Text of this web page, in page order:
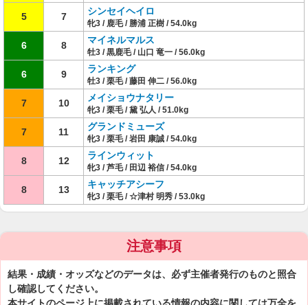
5 7 シンセイヘイロ
牝3 / 鹿毛 / 勝浦 正樹 / 54.0kg
6 8 マイネルマルス
牡3 / 黒鹿毛 / 山口 竜一 / 56.0kg
6 9 ランキング
牡3 / 栗毛 / 藤田 伸二 / 56.0kg
7 10 メイショウナタリー
牝3 / 栗毛 / 黛 弘人 / 51.0kg
7 11 グランドミューズ
牝3 / 栗毛 / 岩田 康誠 / 54.0kg
8 12 ラインウィット
牝3 / 芦毛 / 田辺 裕信 / 54.0kg
8 13 キャッチアシーフ
牝3 / 栗毛 / ☆津村 明秀 / 53.0kg
注意事項
結果・成績・オッズなどのデータは、必ず主催者発行のものと照合
し確認してください。